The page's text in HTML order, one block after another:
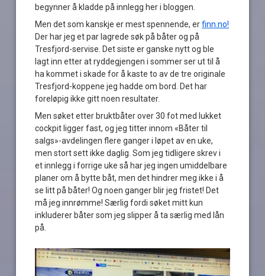
begynner å kladde på innlegg her i bloggen.
Men det som kanskje er mest spennende, erfinn.no!
Der har jeg et par lagrede søk på båter og på
Tresfjord-servise. Det siste er ganske nytt og ble
lagt inn etter at ryddegjengen i sommer ser ut til å
ha kommet i skade for å kaste to av de tre originale
Tresfjord-koppene jeg hadde om bord. Det har
foreløpig ikke gitt noen resultater.
Men søket etter bruktbåter over 30 fot med lukket
cockpit ligger fast, og jeg titter innom «Båter til
salgs»-avdelingen flere ganger i løpet av en uke,
men stort sett ikke daglig. Som jeg tidligere skrev i
et innlegg i forrige uke så har jeg ingen umiddelbare
planer om å bytte båt, men det hindrer meg ikke i å
se litt på båter! Og noen ganger blir jeg fristet! Det
må jeg innrømme! Særlig fordi søket mitt kun
inkluderer båter som jeg slipper å ta særlig med lån
på.